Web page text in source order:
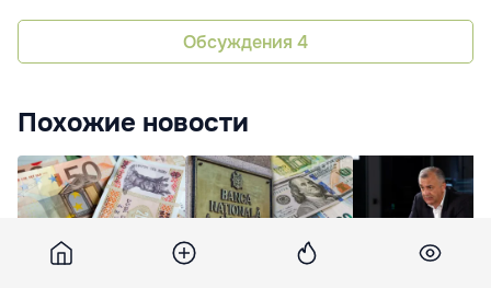
Обсуждения 4
Похожие новости
Валютные резервы
Нацбанк Молдовы
Кику: Общество